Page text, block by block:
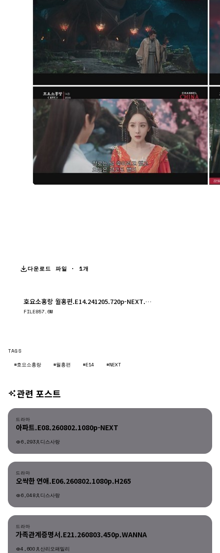
다운로드 파일 · 1개
호요소홍랑 월홍편.E14.241205.720p-NEXT.mp4
FILE857.6M
TAGS
#호요소홍랑
#월홍편 #E14 #NEXT
관련 포스트
드라마
드라마
아파트.E08.260802.1080p-NEXT
6,293 디스사랑
드라마
오싹한 연애.E06.260802.1080p.H265
6,048 디스사랑
드라마
가족관계증명서.E21.260803.450p.WANNA
4,600 산리오패밀리